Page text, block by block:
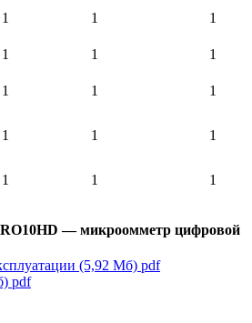
1 1 1
1 1 1
1 1 1
1 1 1
1 1 1
— микроомметр цифровой
(5,92 Мб) pdf
pdf